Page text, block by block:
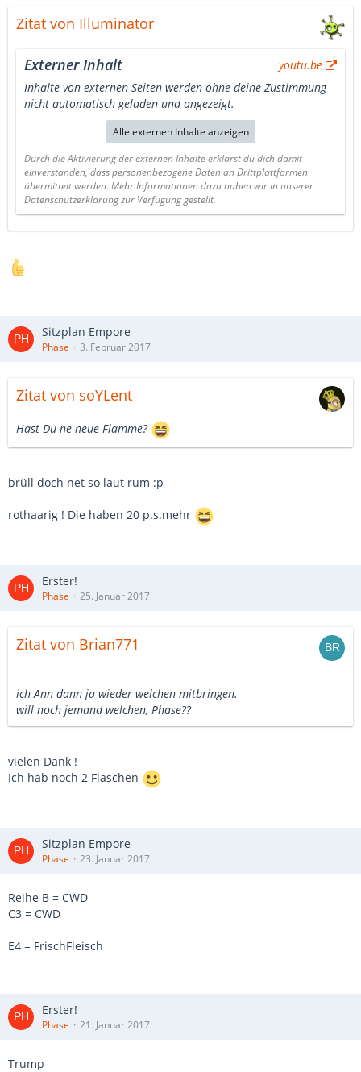
Zitat von Illuminator
Externer Inhalt
youtu.be
Inhalte von externen Seiten werden ohne deine Zustimmung
nicht automatisch geladen und angezeigt.
Alle externen Inhalte anzeigen
Durch die Aktivierung der externen Inhalte erklärst du dich damit
einverstanden, dass personenbezogene Daten an Drittplattformen
übermittelt werden. Mehr Informationen dazu haben wir in unserer
Datenschutzerklärung zur Verfügung gestellt.
Sitzplan Empore
Phase 3. Februar 2017
Zitat von soYLent
Hast Du ne neue Flamme?
brüll doch net so laut rum :p
rothaarig ! Die haben 20 p.s.mehr
Erster!
Phase 25. Januar 2017
Zitat von Brian771
ich Ann dann ja wieder welchen mitbringen.
will noch jemand welchen, Phase??
vielen Dank !
Ich hab noch 2 Flaschen
Sitzplan Empore
Phase 23. Januar 2017
Reihe B = CWD
C3 = CWD
E4 = FrischFleisch
Erster!
Phase 21. Januar 2017
Trump